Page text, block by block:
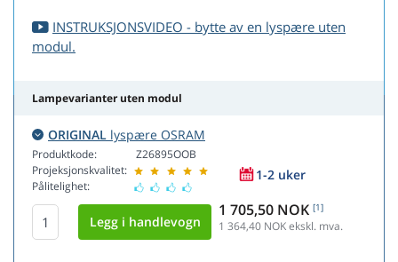
INSTRUKSJONSVIDEO - bytte av en lyspære uten
modul.
Lampevarianter uten modul
ORIGINAL lyspære OSRAM
Produktkode:
Projeksjonskvalitet:
Pålitelighet:
Z26895OOB
1-2 uker
1 705,50 NOK [1]
1 364,40 NOK ekskl. mva.